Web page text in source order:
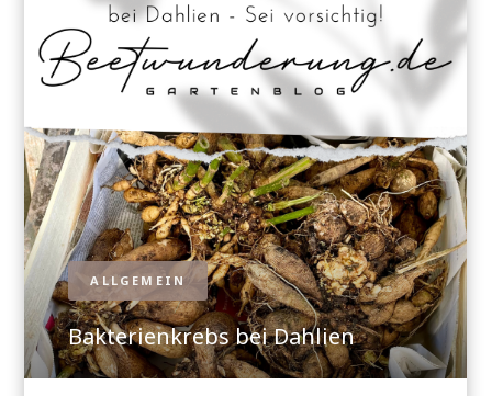
ALLGEMEIN
Bakterienkrebs bei Dahlien